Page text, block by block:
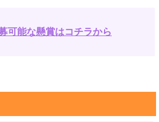
可能な懸賞はコチラから